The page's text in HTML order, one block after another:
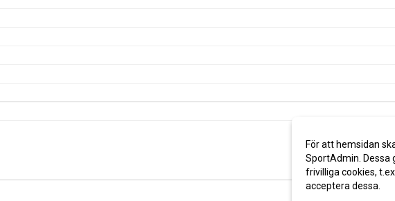
För att hemsidan
SportAdmin. Dessa
frivilliga cookies,
acceptera dessa.